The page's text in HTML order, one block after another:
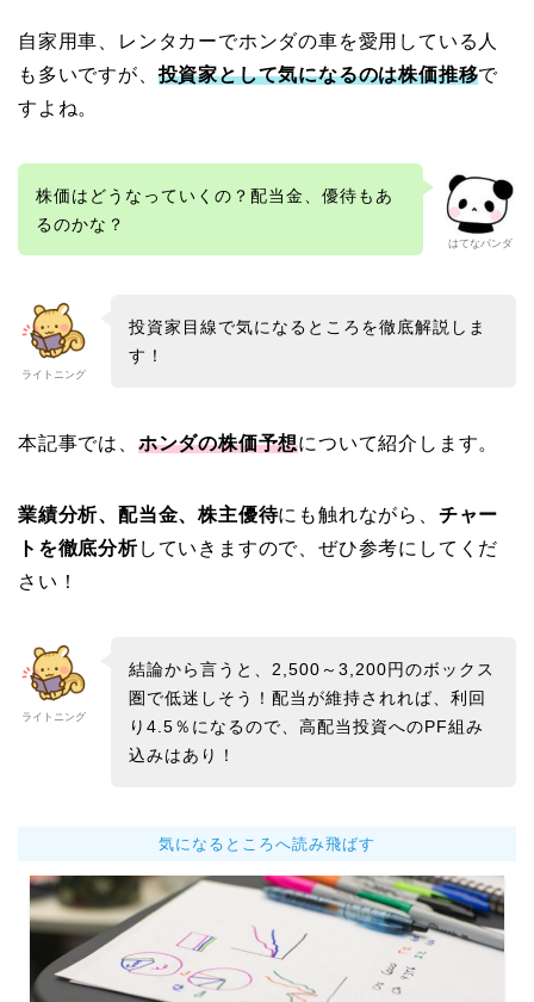
自家用車、レンタカーでホンダの車を愛用している人
も多いですが、 投資家として気になるのは株価推移で
すよね。
はてなパンダ
株価はどうなっていくの？配当金、優待もあ
るのかな？
ライトニング
投資家目線で気になるところを徹底解説しま
す！
本記事では、 ホンダの株価予想について紹介します。
業績分析、配当金、株主優待にも触れながら、 チャー
トを徹底分析していきますので、ぜひ参考にしてくだ
さい！
ライトニング
結論から言うと、2,500～3,200円のボックス
圏で低迷しそう！配当が維持されれば、利回
り4.5％になるので、高配当投資へのPF組み
込みはあり！
気になるところへ読み飛ばす